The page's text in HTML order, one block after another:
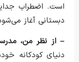
است. اضطراب
دبستانی آغاز
– از نظر من،
دنیای کودکانه